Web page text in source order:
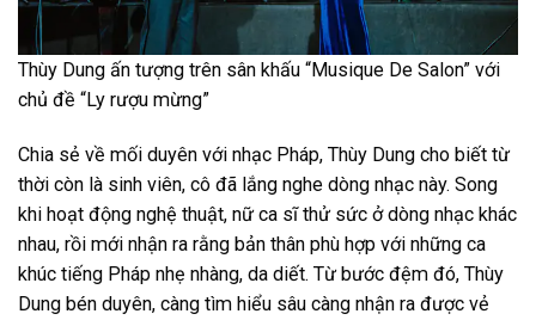
Thùy Dung ấn tượng trên sân khấu “Musique De Salon” với
chủ đề “Ly rượu mừng”
Chia sẻ về mối duyên với nhạc Pháp, Thùy Dung cho biết từ
thời còn là sinh viên, cô đã lắng nghe dòng nhạc này. Song
khi hoạt động nghệ thuật, nữ ca sĩ thử sức ở dòng nhạc khác
nhau, rồi mới nhận ra rằng bản thân phù hợp với những ca
khúc tiếng Pháp nhẹ nhàng, da diết. Từ bước đệm đó, Thùy
Dung bén duyên, càng tìm hiểu sâu càng nhận ra được vẻ